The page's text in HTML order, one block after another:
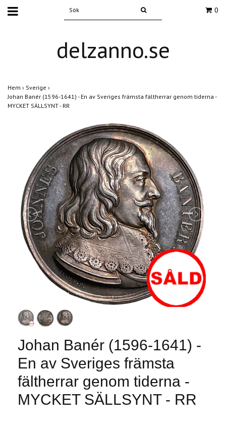
0
delzanno.se
Hem › Sverige ›
Johan Banér (1596-1641) - En av Sveriges främsta fältherrar genom tiderna -
MYCKET SÄLLSYNT - RR
Johan Banér (1596-1641) -
En av Sveriges främsta
fältherrar genom tiderna -
MYCKET SÄLLSYNT - RR